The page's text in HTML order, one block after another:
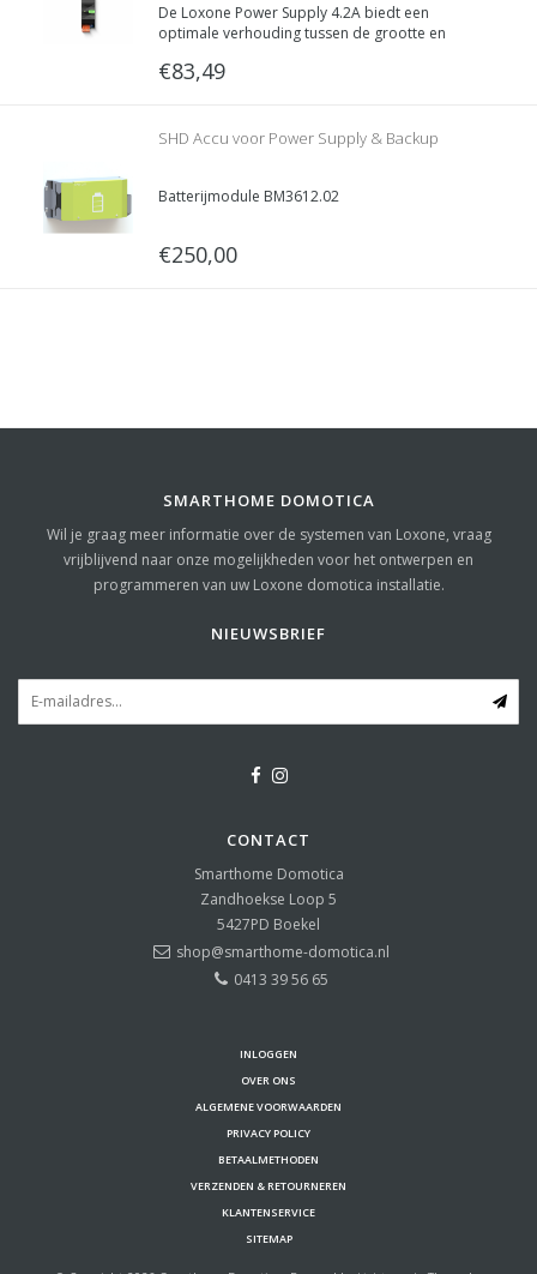
De Loxone Power Supply 4.2A biedt een
optimale verhouding tussen de grootte en
integratie mogelijk is.
€83,49
SHD Accu voor Power Supply & Backup
Batterijmodule BM3612.02
€250,00
SMARTHOME DOMOTICA
Wil je graag meer informatie over de systemen van Loxone, vraag
vrijblijvend naar onze mogelijkheden voor het ontwerpen en
programmeren van uw Loxone domotica installatie.
NIEUWSBRIEF
CONTACT
Smarthome Domotica
Zandhoekse Loop 5
5427PD Boekel
shop@smarthome-domotica.nl
0413 39 56 65
INLOGGEN
OVER ONS
ALGEMENE VOORWAARDEN
PRIVACY POLICY
BETAALMETHODEN
VERZENDEN & RETOURNEREN
KLANTENSERVICE
SITEMAP